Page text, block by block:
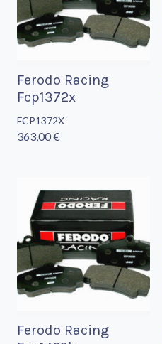
Ferodo Racing
Fcp1372x
FCP1372X
363,00 €
Ferodo Racing